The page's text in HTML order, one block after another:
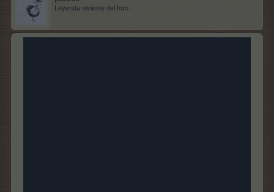
Leyenda viviente del foro